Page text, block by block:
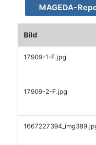
Bild
17909-1-F.jpg
17909-2-F.jpg